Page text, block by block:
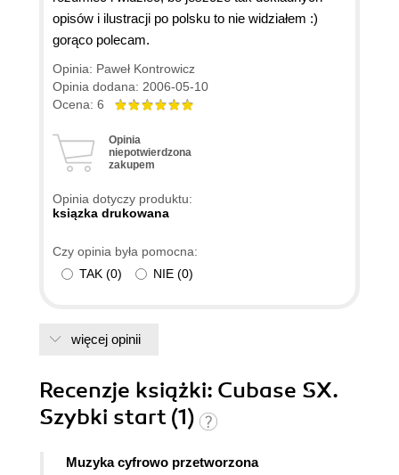
opisów i ilustracji po polsku to nie widziałem :)
gorąco polecam.
Opinia: Paweł Kontrowicz
Opinia dodana: 2006-05-10
Ocena: 6
Opinia
niepotwierdzona
zakupem
Opinia dotyczy produktu:
ksiązka drukowana
Czy opinia była pomocna:
TAK (0) NIE (0)
więcej opinii
Recenzje książki: Cubase SX.
Szybki start (1)
Muzyka cyfrowo przetworzona